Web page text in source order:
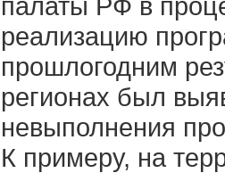
реализацию
прошлогодним
регионах был
невыполнения
К примеру, на